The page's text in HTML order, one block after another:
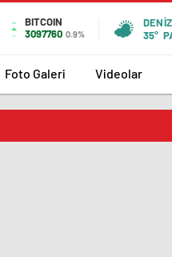
BITCOIN
3097760 0.9%
35°
Foto Galeri Videolar